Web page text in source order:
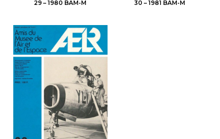
29 – 1980 BAM-M 30 – 1981 BAM-M